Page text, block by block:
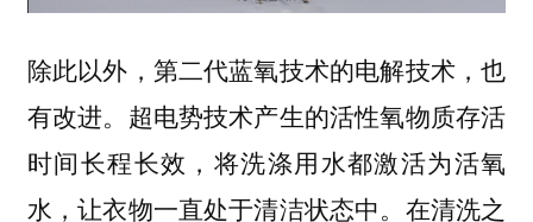
除此以外，第二代蓝氧技术的电解技术，也
有改进。超电势技术产生的活性氧物质存活
时间长程长效，将洗涤用水都激活为活氧
水，让衣物一直处于清洁状态中。在清洗之